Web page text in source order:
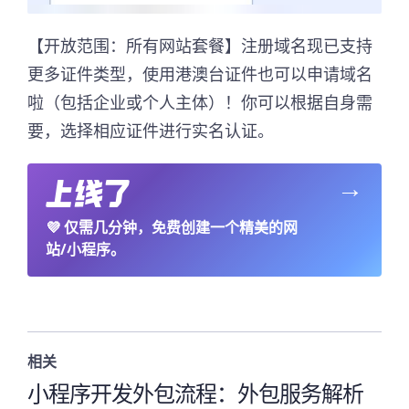
【开放范围：所有网站套餐】注册域名现已支持
更多证件类型，使用港澳台证件也可以申请域名
啦（包括企业或个人主体）！你可以根据自身需
要，选择相应证件进行实名认证。
💜仅需几分钟，免费创建一个精美的网
站/小程序。
→
相关
小程序开发外包流程：外包服务解析